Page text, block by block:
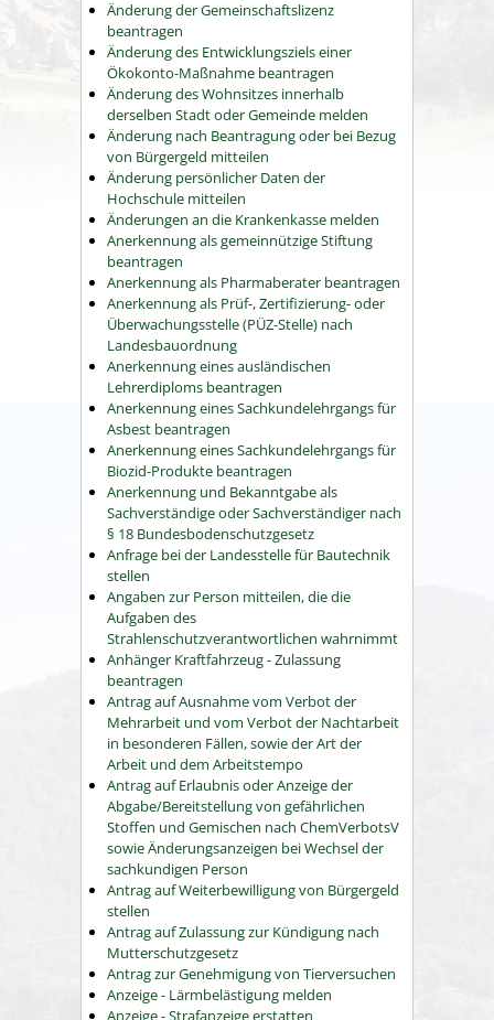
Änderung der Gemeinschaftslizenz
beantragen
Änderung des Entwicklungsziels einer
Ökokonto-Maßnahme beantragen
Änderung des Wohnsitzes innerhalb
derselben Stadt oder Gemeinde melden
Änderung nach Beantragung oder bei Bezug
von Bürgergeld mitteilen
Änderung persönlicher Daten der
Hochschule mitteilen
Änderungen an die Krankenkasse melden
Anerkennung als gemeinnützige Stiftung
beantragen
Anerkennung als Pharmaberater beantragen
Anerkennung als Prüf-, Zertifizierung- oder
Überwachungsstelle (PÜZ-Stelle) nach
Landesbauordnung
Anerkennung eines ausländischen
Lehrerdiploms beantragen
Anerkennung eines Sachkundelehrgangs für
Asbest beantragen
Anerkennung eines Sachkundelehrgangs für
Biozid-Produkte beantragen
Anerkennung und Bekanntgabe als
Sachverständige oder Sachverständiger nach
§ 18 Bundesbodenschutzgesetz
Anfrage bei der Landesstelle für Bautechnik
stellen
Angaben zur Person mitteilen, die die
Aufgaben des
Strahlenschutzverantwortlichen wahrnimmt
Anhänger Kraftfahrzeug - Zulassung
beantragen
Antrag auf Ausnahme vom Verbot der
Mehrarbeit und vom Verbot der Nachtarbeit
in besonderen Fällen, sowie der Art der
Arbeit und dem Arbeitstempo
Antrag auf Erlaubnis oder Anzeige der
Abgabe/Bereitstellung von gefährlichen
Stoffen und Gemischen nach ChemVerbotsV
sowie Änderungsanzeigen bei Wechsel der
sachkundigen Person
Antrag auf Weiterbewilligung von Bürgergeld
stellen
Antrag auf Zulassung zur Kündigung nach
Mutterschutzgesetz
Antrag zur Genehmigung von Tierversuchen
Anzeige - Lärmbelästigung melden
Anzeige - Strafanzeige erstatten